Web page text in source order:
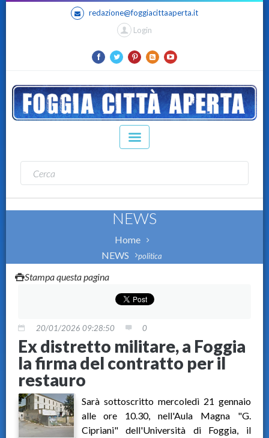
redazione@foggiacittaaperta.it
Login
NEWS
Home
NEWS
politica
Stampa questa pagina
20/01/2026 09:28:50 0
Ex distretto militare, a Foggia
la firma del contratto per il
restauro
Sarà sottoscritto mercoledì 21 gennaio
alle ore 10.30, nell'Aula Magna "G.
Cipriani" dell'Università di Foggia, il